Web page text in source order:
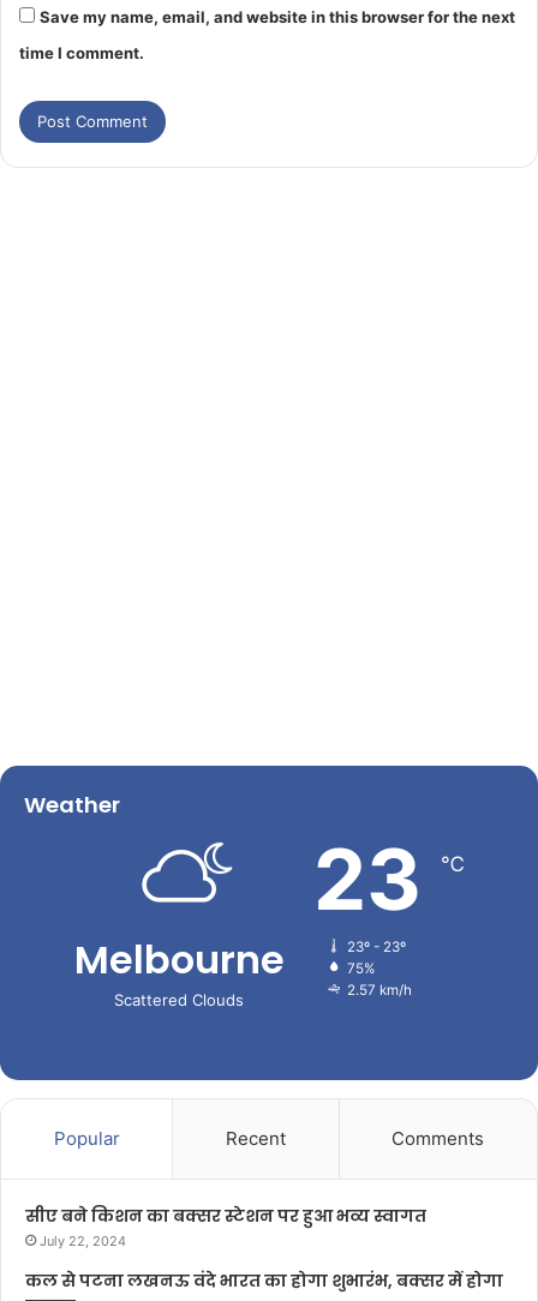
Save my name, email, and website in this browser for the next
time I comment.
Weather
Melbourne
Scattered Clouds
23 ℃
23º - 23º
75%
2.57 km/h
Popular Recent Comments
सीए बने किशन का बक्सर स्टेशन पर हुआ भव्य स्वागत
July 22, 2024
कल से पटना लखनऊ वंदे भारत का होगा शुभारंभ, बक्सर में होगा